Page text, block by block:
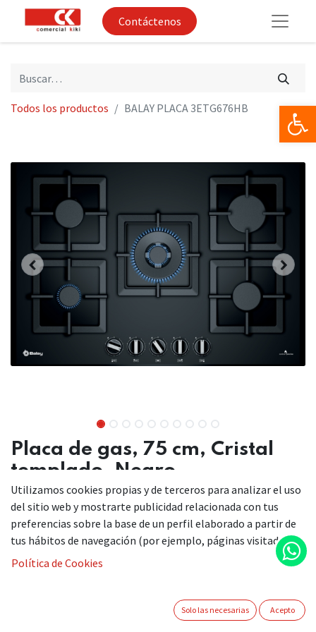
Contáctenos
Todos los productos BALAY PLACA 3ETG676HB
Placa de gas, 75 cm, Cristal
templado, Negro
3ETG676HB
Regula la intensidad del fuego de forma exacta, gracias al
Control Preciso de la Llama en 9 niveles.
Utilizamos cookies propias y de terceros para analizar el uso
del sitio web y mostrarte publicidad relacionada con tus
preferencias sobre la base de un perfil elaborado a partir de
tus hábitos de navegación (por ejemplo, páginas visitadas).
Política de Cookies
Solo las necesarias Acepto